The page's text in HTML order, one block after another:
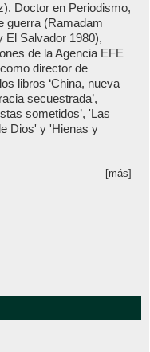
Doctor en Periodismo,
guerra (Ramadam
El Salvador 1980),
de la Agencia EFE
director de
libros ‘China, nueva
secuestrada’,
sometidos’, 'Las
Dios' y 'Hienas y
[más]